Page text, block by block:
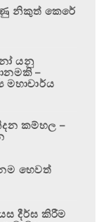
නිකුත් කෙරේ
යනු
–
මහාචාර්ය
කම්හල –
හෙවත්
දීර්ඝ කිරීම